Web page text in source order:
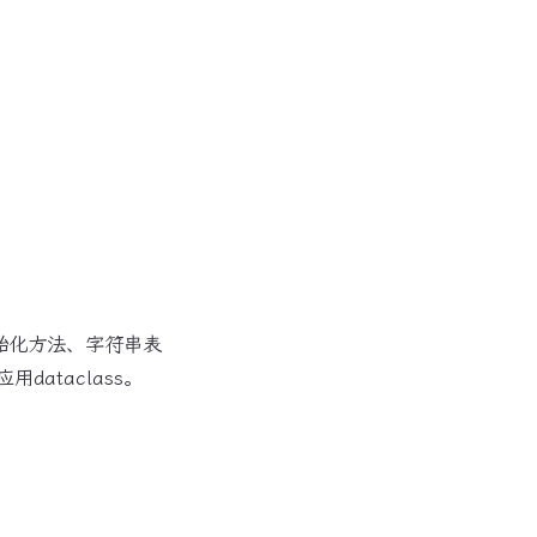
方法、字符串表
用dataclass。